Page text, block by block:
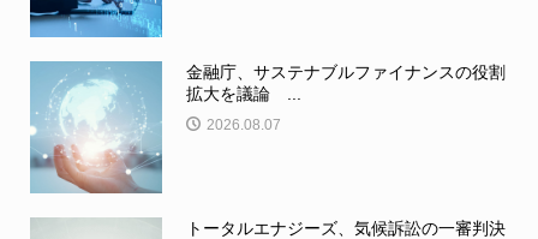
金融庁、サステナブルファイナンスの役割
拡大を議論 ...
2026.08.07
トータルエナジーズ、気候訴訟の一審判決